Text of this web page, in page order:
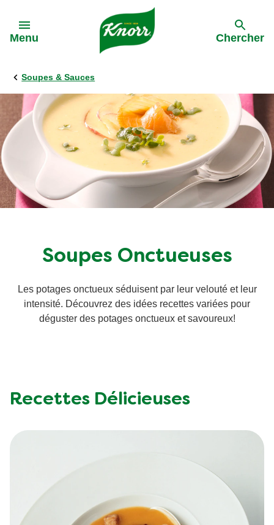
Menu Chercher
Soupes & Sauces
Soupes Onctueuses
Les potages onctueux séduisent par leur velouté et leur
intensité. Découvrez des idées recettes variées pour
déguster des potages onctueux et savoureux!
Recettes Délicieuses